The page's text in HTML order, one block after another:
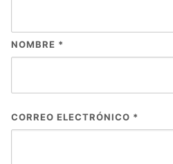
NOMBRE *
CORREO ELECTRÓNICO *